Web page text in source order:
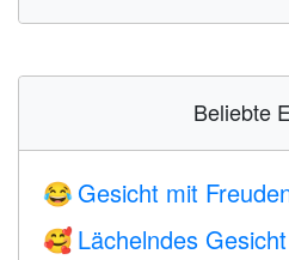
Beliebte
😂 Gesicht mit
🥰 Lächelndes